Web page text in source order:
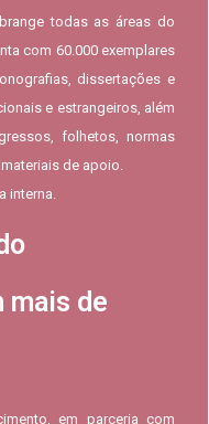
todas as áreas do
com 60.000 exemplares
dissertações e
e estrangeiros, além
folhetos, normas
de apoio.
interna.
mais de
em parceria com